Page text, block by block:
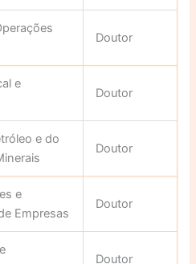
Doutor
e
Doutor
e do
Doutor
e
Empresas
Doutor
Doutor